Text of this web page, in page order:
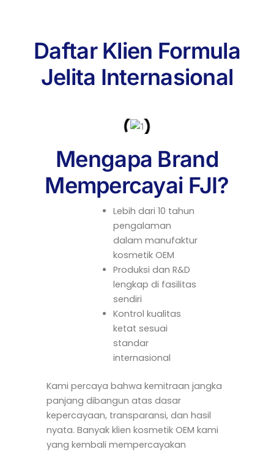
Daftar Klien Formula
Jelita Internasional
Mengapa Brand
Mempercayai FJI?
Lebih dari 10 tahun
pengalaman
dalam manufaktur
kosmetik OEM
Produksi dan R&D
lengkap di fasilitas
sendiri
Kontrol kualitas
ketat sesuai
standar
internasional
Kami percaya bahwa kemitraan jangka
panjang dibangun atas dasar
kepercayaan, transparansi, dan hasil
nyata. Banyak klien kosmetik OEM kami
yang kembali mempercayakan